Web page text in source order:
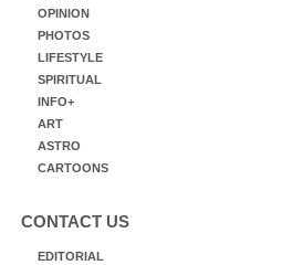
OPINION
PHOTOS
LIFESTYLE
SPIRITUAL
INFO+
ART
ASTRO
CARTOONS
CONTACT US
EDITORIAL